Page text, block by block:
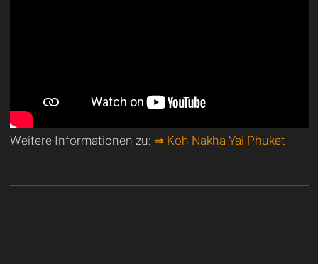
Weitere Informationen zu: ⇒ Koh Nakha Yai Phuket